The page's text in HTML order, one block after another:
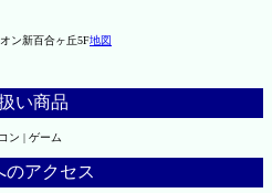
ン新百合ヶ丘5F地図
い商品
ン | ゲーム
のアクセス